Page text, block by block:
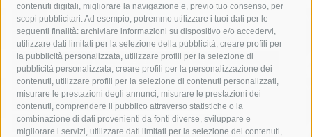
contenuti digitali, migliorare la navigazione e, previo tuo consenso, per
scopi pubblicitari. Ad esempio, potremmo utilizzare i tuoi dati per le
seguenti finalità: archiviare informazioni su dispositivo e/o accedervi,
utilizzare dati limitati per la selezione della pubblicità, creare profili per
la pubblicità personalizzata, utilizzare profili per la selezione di
pubblicità personalizzata, creare profili per la personalizzazione dei
contenuti, utilizzare profili per la selezione di contenuti personalizzati,
misurare le prestazioni degli annunci, misurare le prestazioni dei
contenuti, comprendere il pubblico attraverso statistiche o la
combinazione di dati provenienti da fonti diverse, sviluppare e
migliorare i servizi, utilizzare dati limitati per la selezione dei contenuti,
acqua allerta meteo
anas
area marina protetta di punta campanella
arresto
Asl Napoli 3 sud
capitaneria di porto capri
carabinieri
castellammare di stabia
circumvesuviana
comune di sorrento
concerto
contagi
costiera amalfitana
covid-19 eav
elezioni